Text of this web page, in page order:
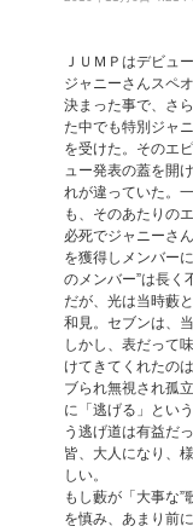
ＪＵＭＰはデビュ
ジャニーさんスペ
決まった事で、さ
た中でも特別ジャ
を受けた。そのエ
ュー発表の蓋を開
れが違っていた。
も、そのあたりの
必死でジャニーさ
を獲得しメンバー
のメンバー”は長く
だが、光は当時藪
和見。セブンは、
しかし、表だって
けてきてくれたの
ブられ無視され孤
に「逃げる」とい
う逃げ道は有益だ
皆、大人になり、
しい。
もし藪が「大事な”
を慎み、あまり前